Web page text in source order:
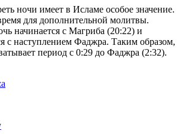
ночи имеет в Исламе особое значение.
для дополнительной молитвы.
начинается с Магриба (20:22) и
с наступлением Фаджра. Таким образом,
период с 0:29 до Фаджра (2:32).